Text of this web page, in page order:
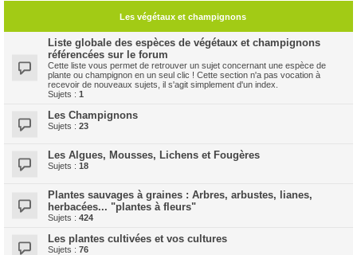
Les végétaux et champignons
Liste globale des espèces de végétaux et champignons
référencées sur le forum
Cette liste vous permet de retrouver un sujet concernant une espèce de
plante ou champignon en un seul clic ! Cette section n'a pas vocation à
recevoir de nouveaux sujets, il s'agit simplement d'un index.
Sujets : 1
Les Champignons
Sujets : 23
Les Algues, Mousses, Lichens et Fougères
Sujets : 18
Plantes sauvages à graines : Arbres, arbustes, lianes,
herbacées... "plantes à fleurs"
Sujets : 424
Les plantes cultivées et vos cultures
Sujets : 76